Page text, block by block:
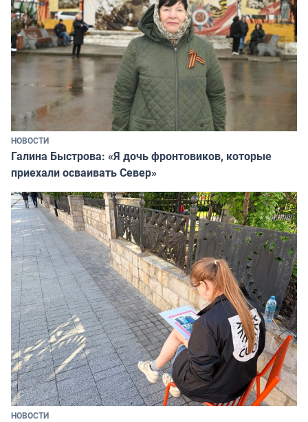
НОВОСТИ
Галина Быстрова: «Я дочь фронтовиков, которые
приехали осваивать Север»
НОВОСТИ